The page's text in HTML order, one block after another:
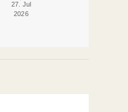
27. Jul
2026